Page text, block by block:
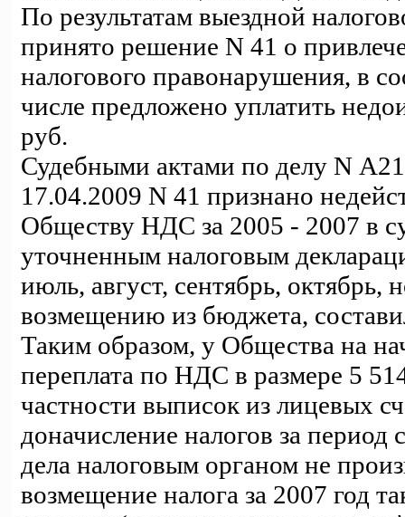
По результатам выездной
принято решение N 41 о
налогового правонарушения, в
числе предложено уплатить
руб.
Судебными актами по делу N
17.04.2009 N 41 признано
Обществу НДС за 2005 - 2007 в
уточненным налоговым
июль, август, сентябрь,
возмещению из бюджета,
Таким образом, у Общества на
переплата по НДС в размере 5
частности выписок из лицевых
доначисление налогов за
дела налоговым органом не
возмещение налога за 2007 год